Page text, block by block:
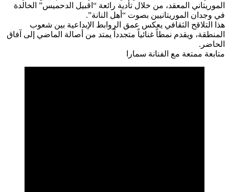
الموريتاني المعقد، من خلال تأدية رائعة “اقبيل الدحميس” الخالدة
في وجدان الموريتانيين بصوت “أهل النانة”.
هذا التلاقح الثقافي يعكس عمق الروابط الإبداعية بين شعوب
المنطقة، ويقدم نمطاً غنائياً متجدداً يمتد من أصالة الماضي إلى آفاق
الحاضر.
متابعة ممتعة مع الفنانة سمارا